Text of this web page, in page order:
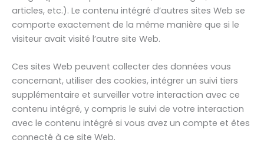
articles, etc.). Le contenu intégré d’autres sites Web se
comporte exactement de la même manière que si le
visiteur avait visité l’autre site Web.
Ces sites Web peuvent collecter des données vous
concernant, utiliser des cookies, intégrer un suivi tiers
supplémentaire et surveiller votre interaction avec ce
contenu intégré, y compris le suivi de votre interaction
avec le contenu intégré si vous avez un compte et êtes
connecté à ce site Web.